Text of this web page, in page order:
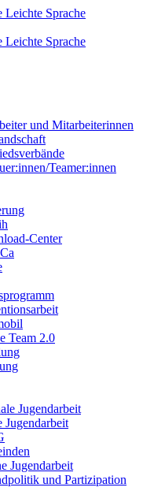
Leichte Sprache
Leichte Sprache
und Mitarbeiterinnen
Teamer:innen
Center
Team 2.0
Jugendarbeit
Jugendarbeit
und Partizipation